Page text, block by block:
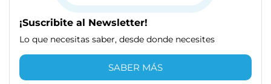
¡Suscribite al Newsletter!
Lo que necesitas saber, desde donde necesites
SABER MÁS